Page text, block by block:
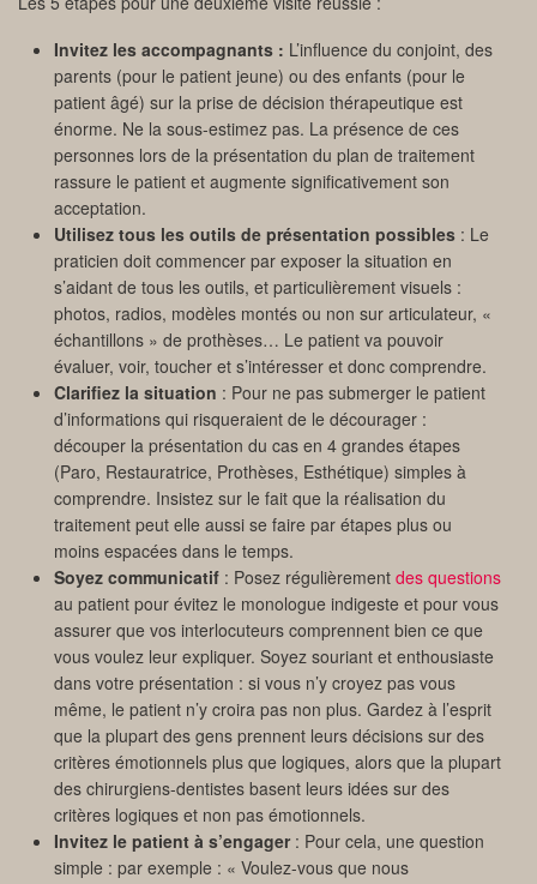
Invitez les accompagnants : L’influence du conjoint, des
parents (pour le patient jeune) ou des enfants (pour le
patient âgé) sur la prise de décision thérapeutique est
énorme. Ne la sous-estimez pas. La présence de ces
personnes lors de la présentation du plan de traitement
rassure le patient et augmente significativement son
acceptation.
Utilisez tous les outils de présentation possibles : Le
praticien doit commencer par exposer la situation en
s’aidant de tous les outils, et particulièrement visuels :
photos, radios, modèles montés ou non sur articulateur, «
échantillons » de prothèses… Le patient va pouvoir
évaluer, voir, toucher et s’intéresser et donc comprendre.
Clarifiez la situation : Pour ne pas submerger le patient
d’informations qui risqueraient de le décourager :
découper la présentation du cas en 4 grandes étapes
(Paro, Restauratrice, Prothèses, Esthétique) simples à
comprendre. Insistez sur le fait que la réalisation du
traitement peut elle aussi se faire par étapes plus ou
moins espacées dans le temps.
Soyez communicatif : Posez régulièrement des questions
au patient pour évitez le monologue indigeste et pour vous
assurer que vos interlocuteurs comprennent bien ce que
vous voulez leur expliquer. Soyez souriant et enthousiaste
dans votre présentation : si vous n’y croyez pas vous
même, le patient n’y croira pas non plus. Gardez à l’esprit
que la plupart des gens prennent leurs décisions sur des
critères émotionnels plus que logiques, alors que la plupart
des chirurgiens-dentistes basent leurs idées sur des
critères logiques et non pas émotionnels.
Invitez le patient à s’engager: Pour cela, une question
simple : par exemple : « Voulez-vous que nous